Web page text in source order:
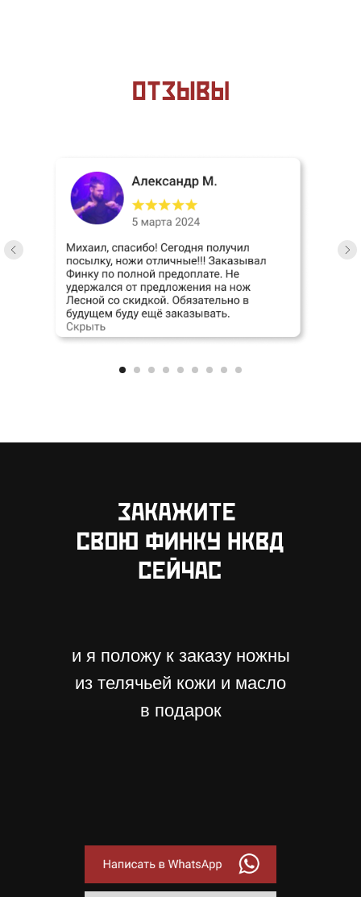
и я положу к заказу ножны
из телячьей кожи и масло
в подарок